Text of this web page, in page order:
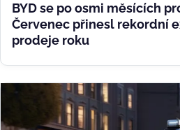
BYD se po osmi měsících
Červenec přinesl rekordní
prodeje roku